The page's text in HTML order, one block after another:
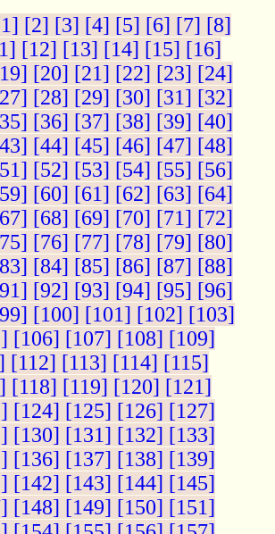
[2] [3] [4] [5] [6] [7] [8]
[12] [13] [14] [15] [16]
[20] [21] [22] [23] [24]
[28] [29] [30] [31] [32]
[36] [37] [38] [39] [40]
[44] [45] [46] [47] [48]
[52] [53] [54] [55] [56]
[60] [61] [62] [63] [64]
[68] [69] [70] [71] [72]
[76] [77] [78] [79] [80]
[84] [85] [86] [87] [88]
[92] [93] [94] [95] [96]
[100] [101] [102] [103]
[106] [107] [108] [109]
[112] [113] [114] [115]
[118] [119] [120] [121]
[124] [125] [126] [127]
[130] [131] [132] [133]
[136] [137] [138] [139]
[142] [143] [144] [145]
[148] [149] [150] [151]